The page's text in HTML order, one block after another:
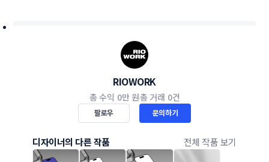
RIOWORK
총 수익 0만 원총 거래 0건
팔로우 문의하기
디자이너의 다른 작품 전체 작품 보기